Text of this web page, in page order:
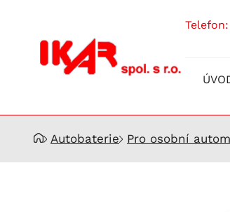
Prodej
akumulátorů
telefon:
Autobaterie Pro osobní